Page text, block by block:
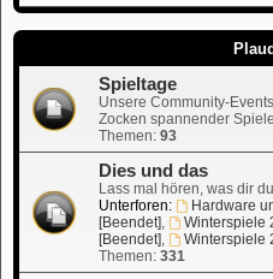
Spieltage
Unsere Community-
Zocken spannender
Themen: 93
Dies und das
Lass mal hören, was dir
Unterforen:
Hardware
[Beendet], Winterspiele
[Beendet],
Winterspiele
Themen: 331